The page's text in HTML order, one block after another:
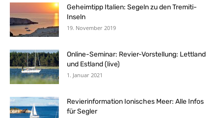
Geheimtipp Italien: Segeln zu den Tremiti-
Inseln
19. November 2019
Online-Seminar: Revier-Vorstellung: Lettland
und Estland (live)
1. Januar 2021
Revierinformation Ionisches Meer: Alle Infos
für Segler